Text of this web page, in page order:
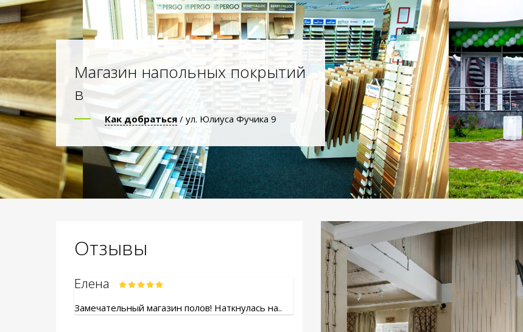
Магазин напольных покрытий
в
Как добраться / ул. Юлиуса Фучика 9
Отзывы
Елена
Замечательный магазин полов! Наткнулась на..